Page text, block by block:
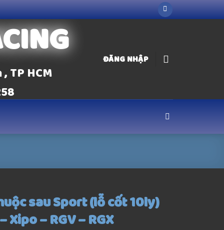
TP HCM
ĐĂNG NHẬP
sau Sport (lỗ cốt 10ly)
Xipo – RGV – RGX